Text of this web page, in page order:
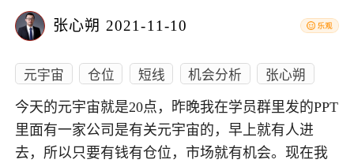
张心朔 2021-11-10
元宇宙 仓位 短线 机会分析 张心朔
今天的元宇宙就是20点，昨晚我在学员群里发的PPT
里面有一家公司是有关元宇宙的，早上就有人进
去，所以只要有钱有仓位，市场就有机会。现在我